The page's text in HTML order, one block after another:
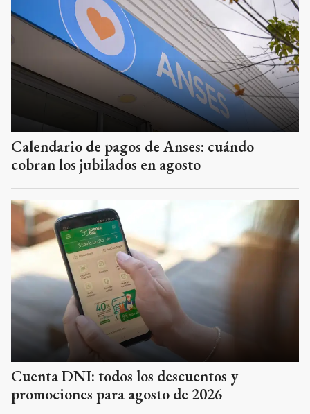
Calendario de pagos de Anses: cuándo
cobran los jubilados en agosto
Cuenta DNI: todos los descuentos y
promociones para agosto de 2026